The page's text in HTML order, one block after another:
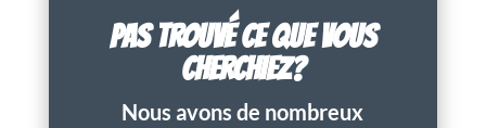
PAS TROUVÉ CE QUE VOUS
CHERCHIEZ?
Nous avons de nombreux